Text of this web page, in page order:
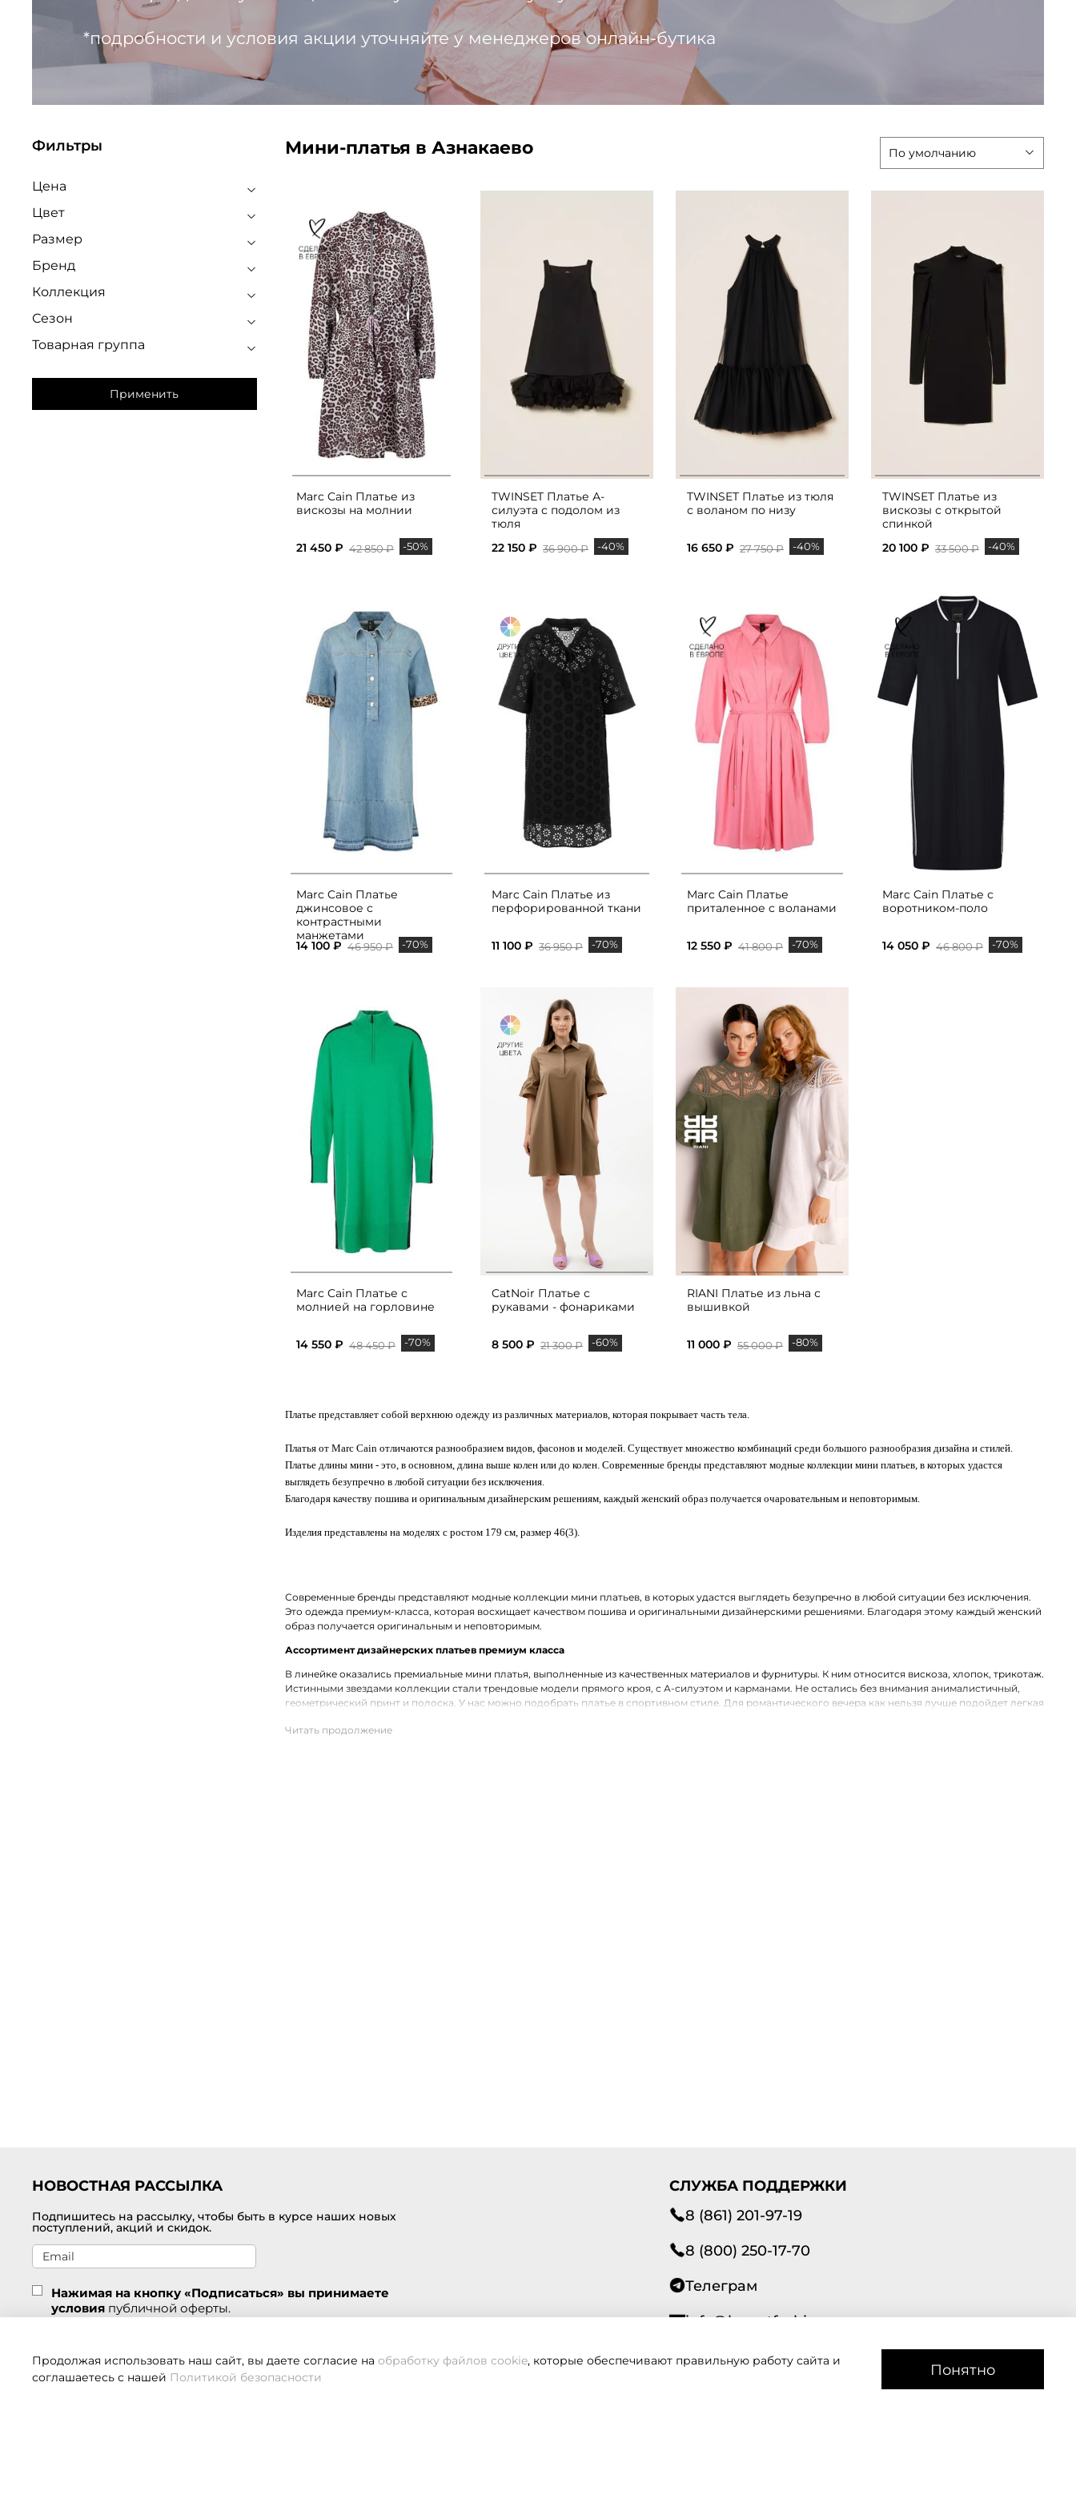
*подробности и условия акции уточняйте у менеджеров онлайн-бутика
Мини-платья в Азнакаево
Marc Cain Платье из
вискозы на молнии
21 450 ₽ 42 850 ₽ -50%
TWINSET Платье А-
силуэта с подолом из
тюля
22 150 ₽ 36 900 ₽ -40%
TWINSET Платье из тюля
с воланом по низу
16 650 ₽ 27 750 ₽ -40%
TWINSET Платье из
вискозы с открытой
спинкой
20 100 ₽ 33 500 ₽ -40%
Marc Cain Платье
джинсовое с
контрастными
манжетами
14 100 ₽ 46 950 ₽ -70%
Marc Cain Платье из
перфорированной ткани
11 100 ₽ 36 950 ₽ -70%
Marc Cain Платье
приталенное с воланами
12 550 ₽ 41 800 ₽ -70%
Marc Cain Платье с
воротником-поло
14 050 ₽ 46 800 ₽ -70%
Marc Cain Платье с
молнией на горловине
14 550 ₽ 48 450 ₽ -70%
CatNoir Платье с
рукавами - фонариками
8 500 ₽ 21 300 ₽ -60%
RIANI Платье из льна с
вышивкой
11 000 ₽ 55 000 ₽ -80%
Платье представляет собой верхнюю одежду из различных материалов, которая покрывает часть тела.
Платья от Marc Cain отличаются разнообразием видов, фасонов и моделей. Существует множество комбинаций среди большого разнообразия дизайна и стилей.
Платье длины мини - это, в основном, длина выше колен или до колен. Современные бренды представляют модные коллекции мини платьев, в которых удастся
выглядеть безупречно в любой ситуации без исключения.
Благодаря качеству пошива и оригинальным дизайнерским решениям, каждый женский образ получается очаровательным и неповторимым.
Изделия представлены на моделях с ростом 179 см, размер 46(3).
Современные бренды представляют модные коллекции мини платьев, в которых удастся выглядеть безупречно в любой ситуации без исключения.
Это одежда премиум-класса, которая восхищает качеством пошива и оригинальными дизайнерскими решениями. Благодаря этому каждый женский
образ получается оригинальным и неповторимым.
Ассортимент дизайнерских платьев премиум класса
В линейке оказались премиальные мини платья, выполненные из качественных материалов и фурнитуры. К ним относится вискоза, хлопок, трикотаж.
Истинными звездами коллекции стали трендовые модели прямого кроя, с А-силуэтом и карманами. Не остались без внимания анималистичный,
геометрический принт и полоска. У нас можно подобрать платье в спортивном стиле. Для романтического вечера как нельзя лучше подойдет легкая
Фильтры
Цена
Цвет
Размер
Бренд
Коллекция
Сезон
Товарная группа
Применить
НОВОСТНАЯ РАССЫЛКА
Подпишитесь на рассылку, чтобы быть в курсе наших новых
поступлений, акций и скидок.
Нажимая на кнопку «Подписаться» вы принимаете
условия публичной оферты.
СЛУЖБА ПОДДЕРЖКИ
8 (861) 201-97-19
8 (800) 250-17-70
Телеграм
info@lavantfashion.ru
Всегда рады помочь!
Продолжая использовать наш сайт, вы даете согласие на обработку файлов cookie, которые обеспечивают правильную работу сайта и
соглашаетесь с нашей Политикой безопасности Понятно